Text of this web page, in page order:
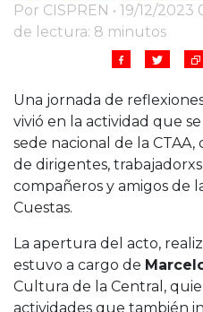
Por CISPREN • 19/12/
de lectura: 8 minutos
Una jornada de
vivió en la actividad que
sede nacional de la
de dirigentes,
compañeros y amigos de
Cuestas.
La apertura del acto,
estuvo a cargo de
Cultura de la Central,
actividades que también